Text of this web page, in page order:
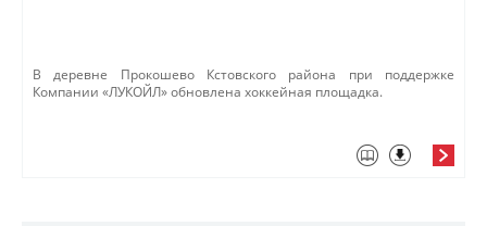
В деревне Прокошево Кстовского района при поддержке
Компании «ЛУКОЙЛ» обновлена хоккейная площадка.